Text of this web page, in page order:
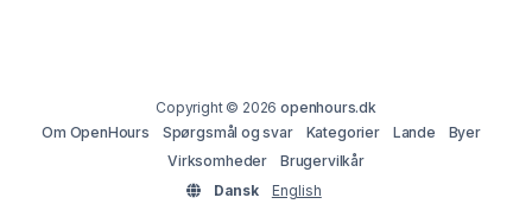
Copyright © 2026openhours.dk
Om OpenHours
Spørgsmål og svar Kategorier Lande
Byer
Virksomheder
Brugervilkår
Dansk
English